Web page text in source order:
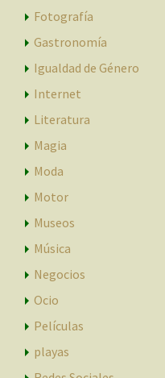
Fotografía
Gastronomía
Igualdad de Género
Internet
Literatura
Magia
Moda
Motor
Museos
Música
Negocios
Ocio
Películas
playas